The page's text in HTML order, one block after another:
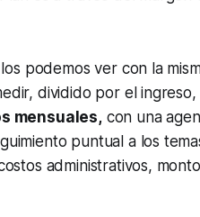
podemos ver con la
dividido por el ingreso,
mensuales,con una
puntual a los
administrativos,